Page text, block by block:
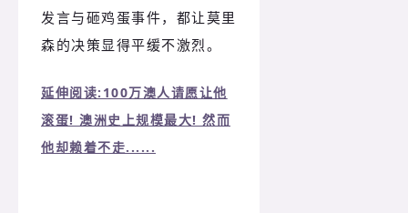
发言与砸鸡蛋事件，都让莫里
森的决策显得平缓不激烈。
延伸阅读:100万澳人请愿让他
滚蛋! 澳洲史上规模最大! 然而
他却赖着不走......